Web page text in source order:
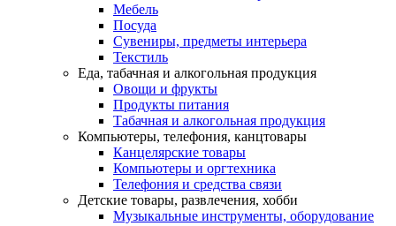
Мебель
Посуда
Сувениры, предметы интерьера
Текстиль
Еда, табачная и алкогольная продукция
Овощи и фрукты
Продукты питания
Табачная и алкогольная продукция
Компьютеры, телефония, канцтовары
Канцелярские товары
Компьютеры и оргтехника
Телефония и средства связи
Детские товары, развлечения, хобби
Музыкальные инструменты, оборудование